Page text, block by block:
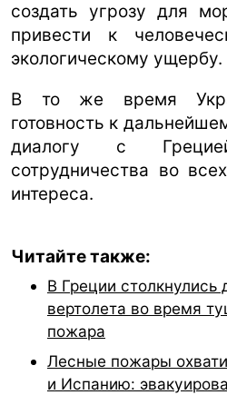
создать угрозу для
привести к
экологическому ущербу.
В то же время
готовность к
диалогу с
сотрудничества во
интереса.
Читайте также:
В Греции
вертолета во время
пожара
Лесные пожары
и Испанию: